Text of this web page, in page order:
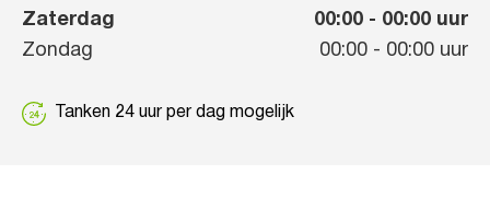
Zaterdag
00:00 - 00:00 uur
Zondag
00:00 - 00:00 uur
Tanken 24 uur per dag mogelijk